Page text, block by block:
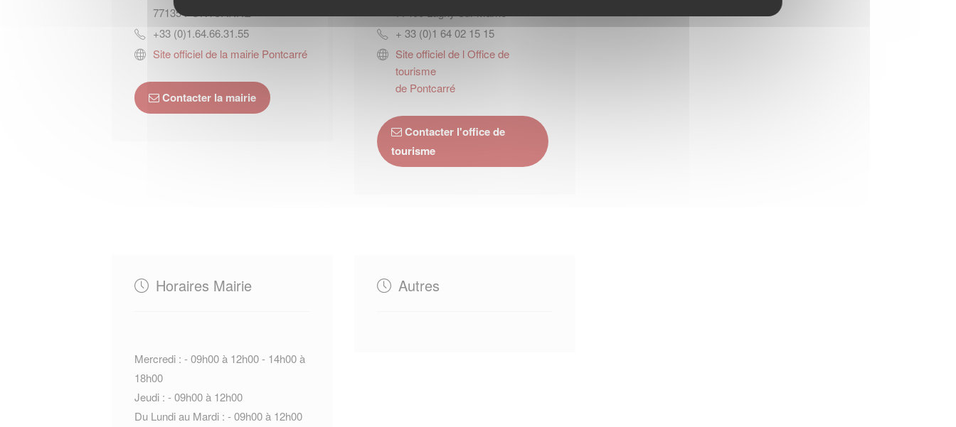
77135PONTCARRE
+33 (0)1.64.66.31.55
Site officiel de la mairie Pontcarré
Contacter la mairie
+ 33 (0)1 64 02 15 15
Site officiel de l Office de
tourisme
de Pontcarré
Contacter l'office de
tourisme
Horaires Mairie
Mercredi : - 09h00 à 12h00 - 14h00 à
18h00
Jeudi : - 09h00 à 12h00
Du Lundi au Mardi : - 09h00 à 12h00
Autres